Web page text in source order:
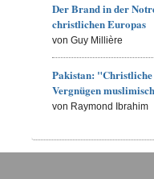
Der Brand in der
christlichen Europas
von Guy Millière
Pakistan:
Vergnügen
von Raymond Ibrahim